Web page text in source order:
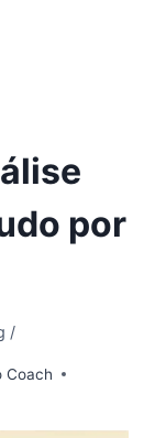
por
/
Coach